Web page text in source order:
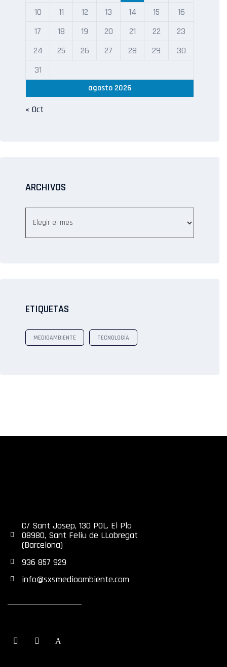
agosto 2026
10
11 12 13 14 15
16
17
18 19 20 21 22
23
24
25 26 27 28 29
30
31
« Oct
ARCHIVOS
ETIQUETAS
MEDIOAMBIENTE TECNOLOGÍA
C/ Sant Josep, 130 POL. El Pla
08980, Sant Feliu de LLobregat
(Barcelona)
936 857 929
info@sxsmedioambiente.com